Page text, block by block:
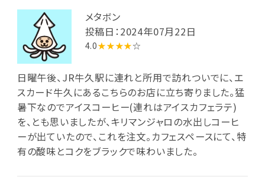
メタボン
投稿日：2024年07月22日
4.0★★★★☆
日曜午後、JR牛久駅に連れと所用で訪れついでに、エ
スカード牛久にあるこちらのお店に立ち寄りました。猛
暑下なのでアイスコーヒー(連れはアイスカフェラテ)
を、とも思いましたが、キリマンジャロの水出しコーヒ
ーが出ていたので、これを注文。カフェスペースにて、特
有の酸味とコクをブラックで味わいました。